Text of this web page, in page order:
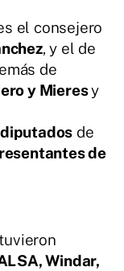
el consejero
, y el de
de
y Mieresy
diputados de
de
Windar,